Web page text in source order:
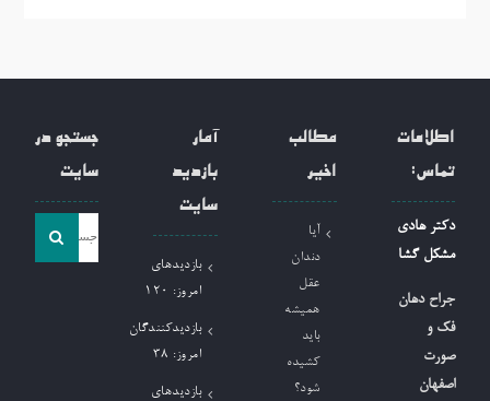
اطلاعات
تماس:
دکتر هادی
مشکل گشا
جراح دهان
فک و
صورت
اصفهان
مطالب
اخیر
آیا
دندان
عقل
همیشه
باید
کشیده
شود؟
آمار
بازدید
سایت
بازدیدهای
امروز: 120
بازدیدکنندگان
امروز: 38
بازدیدهای
جستجو در
سایت